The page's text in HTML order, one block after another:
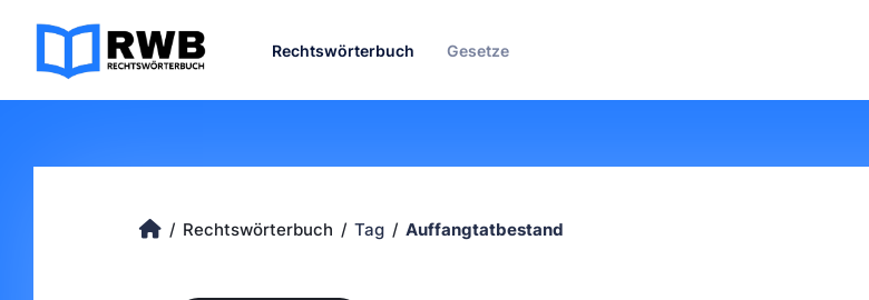
Rechtswörterbuch Gesetze
Rechtswörterbuch Tag Auffangtatbestand